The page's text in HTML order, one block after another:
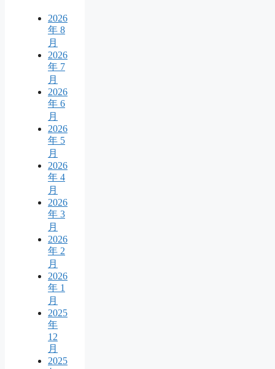
2026
年 8
月
2026
年 7
月
2026
年 6
月
2026
年 5
月
2026
年 4
月
2026
年 3
月
2026
年 2
月
2026
年 1
月
2025
年
12
月
2025